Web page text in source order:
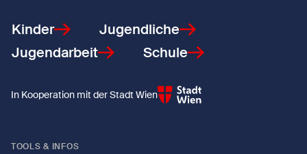
Kinder
Jugendliche
Jugendarbeit
Schule
In Kooperation mit der Stadt Wien
TOOLS & INFOS